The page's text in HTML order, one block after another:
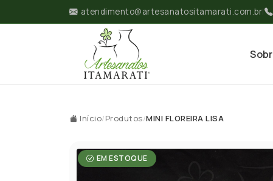
atendimento@artesanatositamarati.com.br|
Início/Produtos/MINI FLOREIRA LISA
EM ESTOQUE